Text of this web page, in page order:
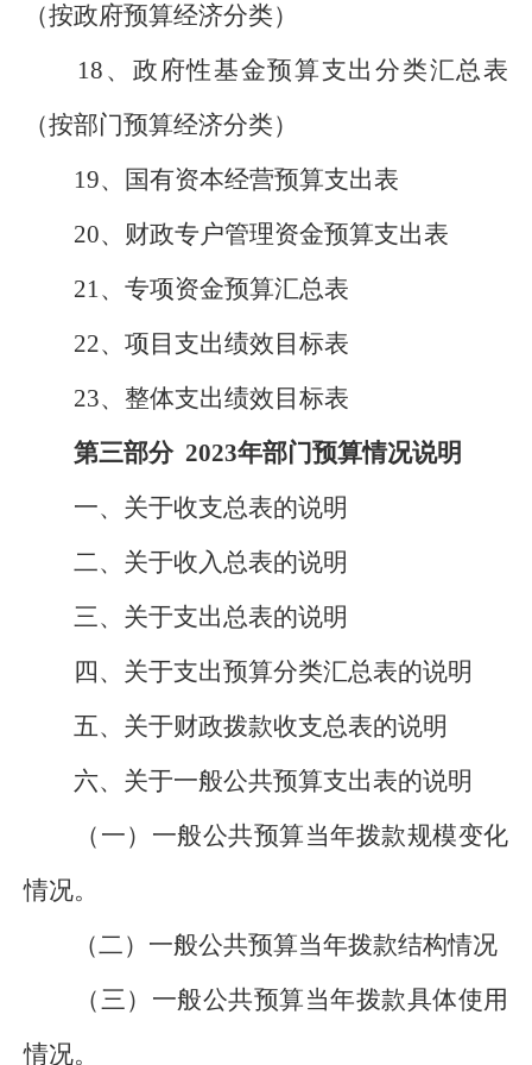
（按政府预算经济分类）
18、政府性基金预算支出分类汇总表
（按部门预算经济分类）
19、国有资本经营预算支出表
20、财政专户管理资金预算支出表
21、专项资金预算汇总表
22、项目支出绩效目标表
23、整体支出绩效目标表
第三部分 2023年部门预算情况说明
一、关于收支总表的说明
二、关于收入总表的说明
三、关于支出总表的说明
四、关于支出预算分类汇总表的说明
五、关于财政拨款收支总表的说明
六、关于一般公共预算支出表的说明
（一）一般公共预算当年拨款规模变化
情况。
（二）一般公共预算当年拨款结构情况
（三）一般公共预算当年拨款具体使用
情况。